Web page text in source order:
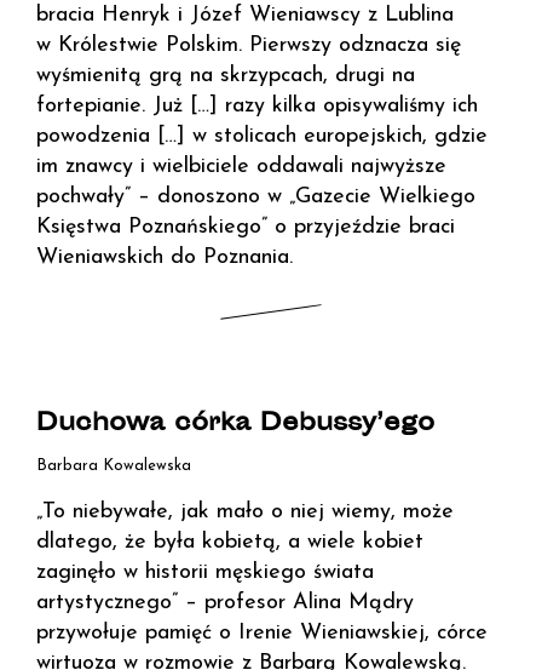
bracia Henryk i Józef Wieniawscy z Lublina
w Królestwie Polskim. Pierwszy odznacza się
wyśmienitą grą na skrzypcach, drugi na
fortepianie. Już […] razy kilka opisywaliśmy ich
powodzenia […] w stolicach europejskich, gdzie
im znawcy i wielbiciele oddawali najwyższe
pochwały” – donoszono w „Gazecie Wielkiego
Księstwa Poznańskiego” o przyjeździe braci
Wieniawskich do Poznania.
Duchowa córka Debussy’ego
Barbara Kowalewska
„To niebywałe, jak mało o niej wiemy, może
dlatego, że była kobietą, a wiele kobiet
zaginęło w historii męskiego świata
artystycznego” – profesor Alina Mądry
przywołuje pamięć o Irenie Wieniawskiej, córce
wirtuoza w rozmowie z Barbarą Kowalewską.